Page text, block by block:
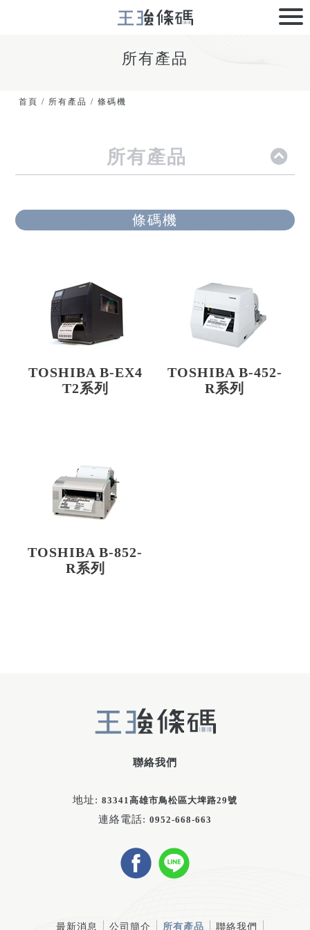
所有產品
首頁 / 所有產品 / 條碼機
所有產品
條碼機
TOSHIBA B-EX4
T2系列
TOSHIBA B-452-
R系列
TOSHIBA B-852-
R系列
聯絡我們
地址: 83341高雄市鳥松區大埤路29號
連絡電話: 0952-668-663
最新消息 公司簡介 所有產品 聯絡我們